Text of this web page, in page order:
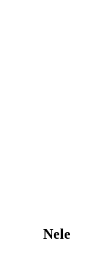
Nele